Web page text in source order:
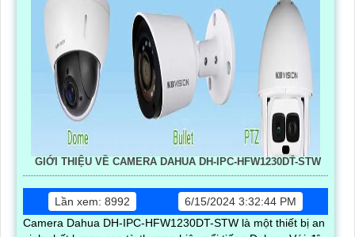
GIỚI THIỆU VỀ CAMERA DAHUA DH-IPC-HFW1230DT-STW
Lần xem: 8992
6/15/2024 3:32:44 PM
Camera Dahua DH-IPC-HFW1230DT-STW là một thiết bị an